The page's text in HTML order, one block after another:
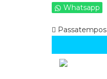
Whatsapp
Passatempos